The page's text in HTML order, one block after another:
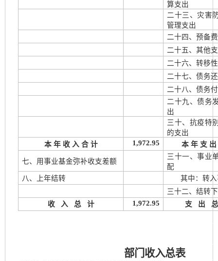
算支出
二十三、灾害
管理支出
二十四、预备费
二十五、其他
二十六、转移
二十七、债务
二十八、债务
二十九、债务
出
三十、抗疫特
的支出
本 年 收 入 合 计
1,972.95 本 年 支
七、用事业基金弥补收支差额
三十一、事业
配
八、上年结转
其中：转
三十二、结转
收 入 总 计
1,972.95 支 出
部门收入总表